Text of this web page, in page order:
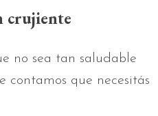
crujiente
no sea tan saludable
contamos que necesitás